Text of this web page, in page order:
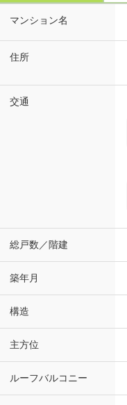
マンション名
住所
交通
総戸数／階建
築年月
構造
主方位
ルーフバルコニー